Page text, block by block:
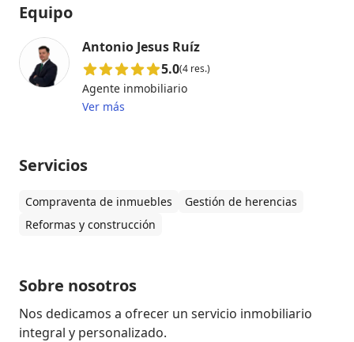
Equipo
Antonio Jesus Ruíz
5.0(4 res.)
Agente inmobiliario
Ver más
Servicios
Compraventa de inmuebles
Gestión de herencias
Reformas y construcción
Sobre nosotros
Nos dedicamos a ofrecer un servicio inmobiliario
integral y personalizado.